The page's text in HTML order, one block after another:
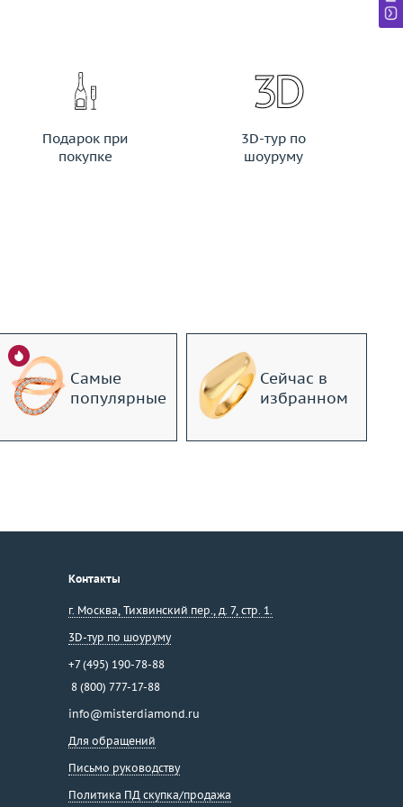
Подарок при
покупке
3D-тур по
шоуруму
Самые
популярные
Сейчас в
избранном
Контакты
г. Москва, Тихвинский пер., д. 7, стр. 1.
3D-тур по шоуруму
+7 (495) 190-78-88
8 (800) 777-17-88
info@misterdiamond.ru
Для обращений
Письмо руководству
Политика ПД скупка/продажа